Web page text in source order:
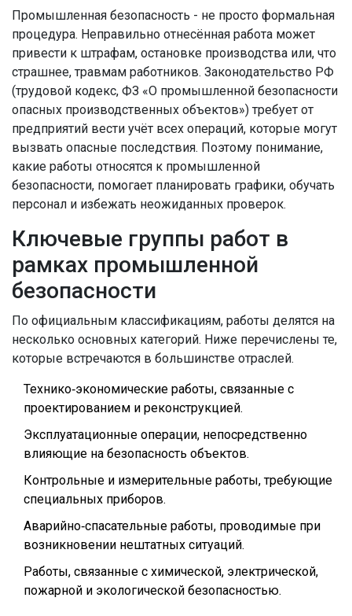
Промышленная безопасность - не просто формальная
процедура. Неправильно отнесённая работа может
привести к штрафам, остановке производства или, что
страшнее, травмам работников. Законодательство РФ
(трудовой кодекс, ФЗ «О промышленной безопасности
опасных производственных объектов») требует от
предприятий вести учёт всех операций, которые могут
вызвать опасные последствия. Поэтому понимание,
какие работы относятся к промышленной
безопасности, помогает планировать графики, обучать
персонал и избежать неожиданных проверок.
Ключевые группы работ в
рамках промышленной
безопасности
По официальным классификациям, работы делятся на
несколько основных категорий. Ниже перечислены те,
которые встречаются в большинстве отраслей.
Технико‑экономические работы, связанные с
проектированием и реконструкцией.
Эксплуатационные операции, непосредственно
влияющие на безопасность объектов.
Контрольные и измерительные работы, требующие
специальных приборов.
Аварийно‑спасательные работы, проводимые при
возникновении нештатных ситуаций.
Работы, связанные с химической, электрической,
пожарной и экологической безопасностью.